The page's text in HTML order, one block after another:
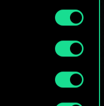
о том, как мы
и изменить